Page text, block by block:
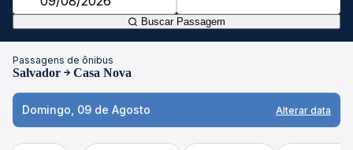
Buscar Passagem
Passagens de ônibus
Salvador Casa Nova
Domingo, 09 de Agosto Alterar data